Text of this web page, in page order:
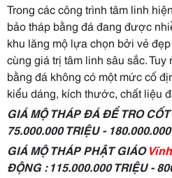
Trong các công trình tâm linh
bảo tháp bằng đá đang được
khu lăng mộ lựa chọn bởi vẻ
cùng giá trị tâm linh sâu sắc.
bằng đá không có một mức cố
kiểu dáng, kích thước, chất liệu
GIÁ MỘ THÁP ĐÁ ĐỂ TRO CỐT
75.000.000 TRIỆU -
GIÁ MỘ THÁP PHẬT GIÁO
ĐỘNG : 115.000.000 TRIỆU -